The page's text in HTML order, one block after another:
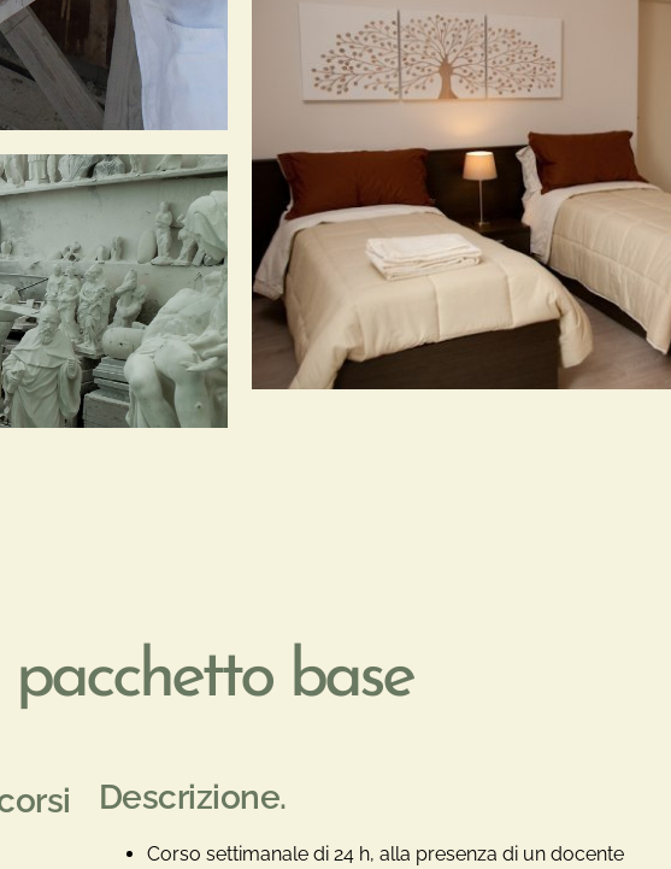
base
Descrizione.
Corso settimanale di 24 h, alla presenza di un docente